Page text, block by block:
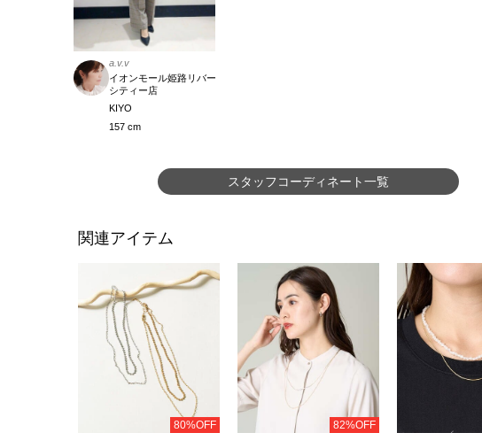
a.v.v
イオンモール姫路リバー
シティー店
KIYO
157 cm
スタッフコーディネート一覧
関連アイテム
80%OFF 82%OFF